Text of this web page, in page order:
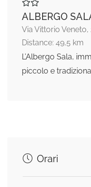
ALBERGO
Via Vittorio Veneto,
Distance: 49,5 km
L’Albergo Sala,
piccolo e
Orari